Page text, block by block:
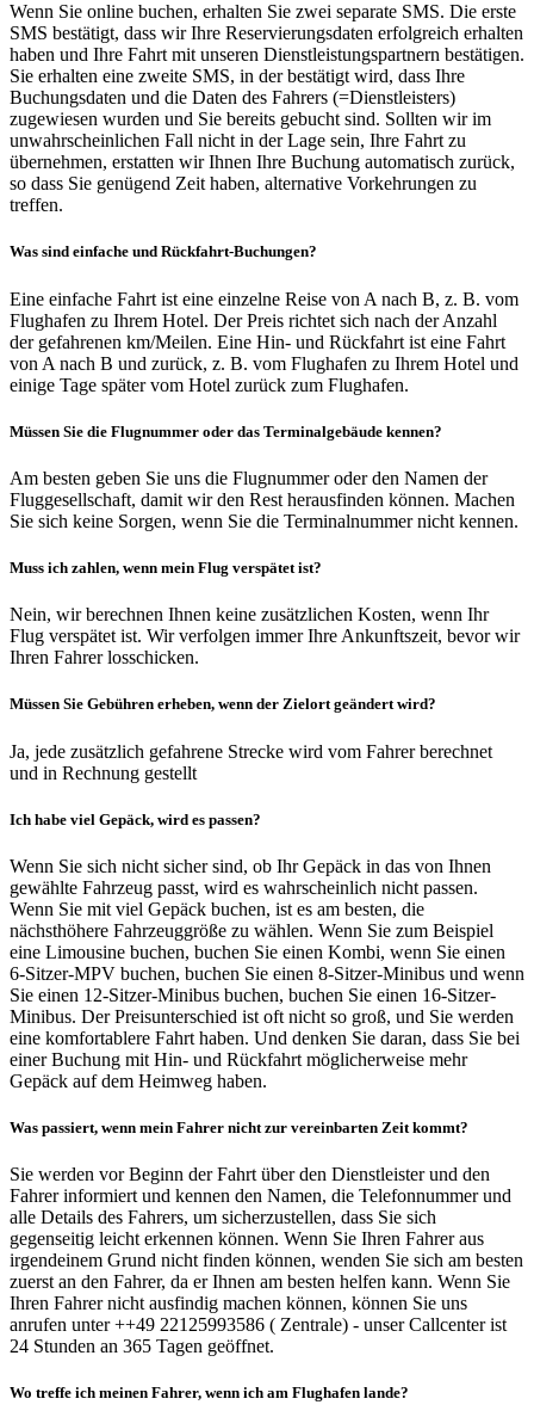
Wenn Sie online buchen, erhalten Sie zwei separate SMS. Die erste
SMS bestätigt, dass wir Ihre Reservierungsdaten erfolgreich erhalten
haben und Ihre Fahrt mit unseren Dienstleistungspartnern bestätigen.
Sie erhalten eine zweite SMS, in der bestätigt wird, dass Ihre
Buchungsdaten und die Daten des Fahrers (=Dienstleisters)
zugewiesen wurden und Sie bereits gebucht sind. Sollten wir im
unwahrscheinlichen Fall nicht in der Lage sein, Ihre Fahrt zu
übernehmen, erstatten wir Ihnen Ihre Buchung automatisch zurück,
so dass Sie genügend Zeit haben, alternative Vorkehrungen zu
treffen.
Was sind einfache und Rückfahrt-Buchungen?
Eine einfache Fahrt ist eine einzelne Reise von A nach B, z. B. vom
Flughafen zu Ihrem Hotel. Der Preis richtet sich nach der Anzahl
der gefahrenen km/Meilen. Eine Hin- und Rückfahrt ist eine Fahrt
von A nach B und zurück, z. B. vom Flughafen zu Ihrem Hotel und
einige Tage später vom Hotel zurück zum Flughafen.
Müssen Sie die Flugnummer oder das Terminalgebäude kennen?
Am besten geben Sie uns die Flugnummer oder den Namen der
Fluggesellschaft, damit wir den Rest herausfinden können. Machen
Sie sich keine Sorgen, wenn Sie die Terminalnummer nicht kennen.
Muss ich zahlen, wenn mein Flug verspätet ist?
Nein, wir berechnen Ihnen keine zusätzlichen Kosten, wenn Ihr
Flug verspätet ist. Wir verfolgen immer Ihre Ankunftszeit, bevor wir
Ihren Fahrer losschicken.
Müssen Sie Gebühren erheben, wenn der Zielort geändert wird?
Ja, jede zusätzlich gefahrene Strecke wird vom Fahrer berechnet
und in Rechnung gestellt
Ich habe viel Gepäck, wird es passen?
Wenn Sie sich nicht sicher sind, ob Ihr Gepäck in das von Ihnen
gewählte Fahrzeug passt, wird es wahrscheinlich nicht passen.
Wenn Sie mit viel Gepäck buchen, ist es am besten, die
nächsthöhere Fahrzeuggröße zu wählen. Wenn Sie zum Beispiel
eine Limousine buchen, buchen Sie einen Kombi, wenn Sie einen
6-Sitzer-MPV buchen, buchen Sie einen 8-Sitzer-Minibus und wenn
Sie einen 12-Sitzer-Minibus buchen, buchen Sie einen 16-Sitzer-
Minibus. Der Preisunterschied ist oft nicht so groß, und Sie werden
eine komfortablere Fahrt haben. Und denken Sie daran, dass Sie bei
einer Buchung mit Hin- und Rückfahrt möglicherweise mehr
Gepäck auf dem Heimweg haben.
Was passiert, wenn mein Fahrer nicht zur vereinbarten Zeit kommt?
Sie werden vor Beginn der Fahrt über den Dienstleister und den
Fahrer informiert und kennen den Namen, die Telefonnummer und
alle Details des Fahrers, um sicherzustellen, dass Sie sich
gegenseitig leicht erkennen können. Wenn Sie Ihren Fahrer aus
irgendeinem Grund nicht finden können, wenden Sie sich am besten
zuerst an den Fahrer, da er Ihnen am besten helfen kann. Wenn Sie
Ihren Fahrer nicht ausfindig machen können, können Sie uns
anrufen unter ++49 22125993586 ( Zentrale) - unser Callcenter ist
24 Stunden an 365 Tagen geöffnet.
Wo treffe ich meinen Fahrer, wenn ich am Flughafen lande?